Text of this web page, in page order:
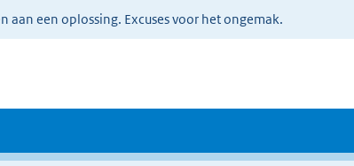
een oplossing. Excuses voor het ongemak.